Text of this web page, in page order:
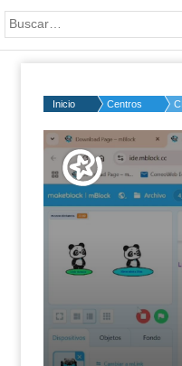
Palabra o frase:
Inicio Centros
Volume
50%